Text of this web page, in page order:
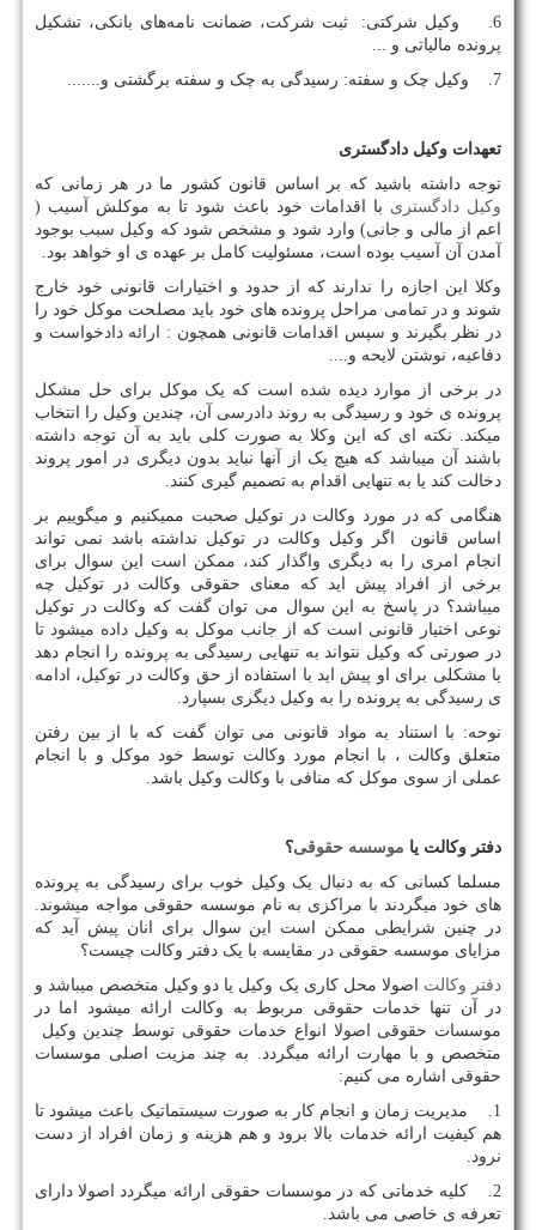
6. وکیل شرکتی: ثبت شرکت، ضمانت نامه‌های بانکی، تشکیل
پرونده مالیاتی و ...
7. وکیل چک و سفته: رسیدگی به چک و سفته برگشتی و.......
تعهدات وکیل دادگستری
توجه داشته باشید که بر اساس قانون کشور ما در هر زمانی که
وکیل دادگستری با اقدامات خود باعث شود تا به موکلش آسیب (
اعم از مالی و جانی) وارد شود و مشخص شود که وکیل سبب بوجود
آمدن آن آسیب بوده است، مسئولیت کامل بر عهده ی او خواهد بود.
وکلا این اجازه را ندارند که از حدود و اختیارات قانونی خود خارج
شوند و در تمامی مراحل پرونده های خود باید مصلحت موکل خود را
در نظر بگیرند و سپس اقدامات قانونی همچون : ارائه دادخواست و
دفاعیه، نوشتن لایحه و....
در برخی از موارد دیده شده است که یک موکل برای حل مشکل
پرونده ی خود و رسیدگی به روند دادرسی آن، چندین وکیل را انتخاب
میکند. نکته ای که این وکلا به صورت کلی باید به آن توجه داشته
باشند آن میباشد که هیچ یک از آنها نباید بدون دیگری در امور پروند
دخالت کند یا به تنهایی اقدام به تصمیم گیری کنند.
هنگامی که در مورد وکالت در توکیل صحبت ممیکنیم و میگوییم بر
اساس قانون اگر وکیل وکالت در توکیل نداشته باشد نمی تواند
انجام امری را به دیگری واگذار کند، ممکن است این سوال برای
برخی از افراد پیش اید که معنای حقوقی وکالت در توکیل چه
میباشد؟ در پاسخ به این سوال می توان گفت که وکالت در توکیل
نوعی اختیار قانونی است که از جانب موکل به وکیل داده میشود تا
در صورتی که وکیل نتواند به تنهایی رسیدگی به پرونده را انجام دهد
یا مشکلی برای او پیش اید با استفاده از حق وکالت در توکیل، ادامه
ی رسیدگی به پرونده را به وکیل دیگری بسپارد.
نوحه: با استناد به مواد قانونی می توان گفت که با از بین رفتن
متعلق وکالت ، با انجام مورد وکالت توسط خود موکل و با انجام
عملی از سوی موکل که منافی با وکالت وکیل باشد.
دفتر وکالت یا موسسه حقوقی؟
مسلما کسانی که به دنبال یک وکیل خوب برای رسیدگی به پرونده
های خود میگردند با مراکزی به نام موسسه حقوقی مواجه میشوند.
در چنین شرایطی ممکن است این سوال برای انان پیش آید که
مزایای موسسه حقوقی در مقایسه با یک دفتر وکالت چیست؟
دفتر وکالت اصولا محل کاری یک وکیل یا دو وکیل متخصص میباشد و
در آن تنها خدمات حقوقی مربوط به وکالت ارائه میشود اما در
موسسات حقوقی اصولا انواع خدمات حقوقی توسط چندین وکیل
متخصص و با مهارت ارائه میگردد. به چند مزیت اصلی موسسات
حقوقی اشاره می کنیم:
1. مدیریت زمان و انجام کار به صورت سیستماتیک باعث میشود تا
هم کیفیت ارائه خدمات بالا برود و هم هزینه و زمان افراد از دست
نرود.
2. کلیه خدماتی که در موسسات حقوقی ارائه میگردد اصولا دارای
تعرفه ی خاصی می باشد.